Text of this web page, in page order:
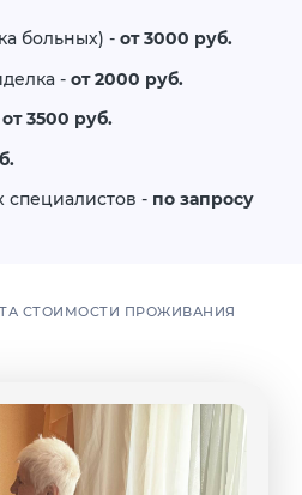
больных) - от 3000 руб.
- от 2000 руб.
от 3500 руб.
специалистов - по запросу
СТОИМОСТИ ПРОЖИВАНИЯ